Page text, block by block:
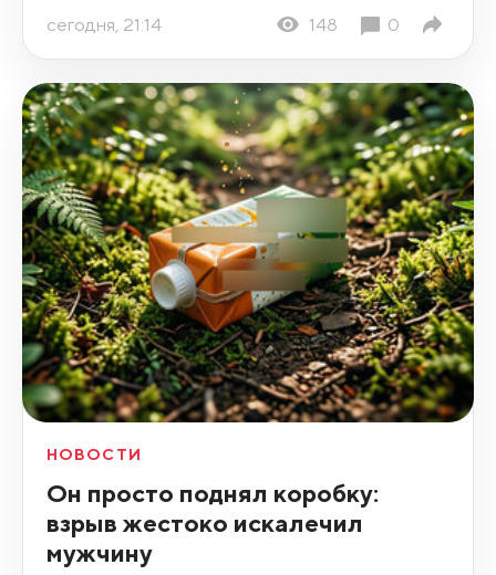
сегодня, 21:14 148 0
НОВОСТИ
Он просто поднял коробку:
взрыв жестоко искалечил
мужчину